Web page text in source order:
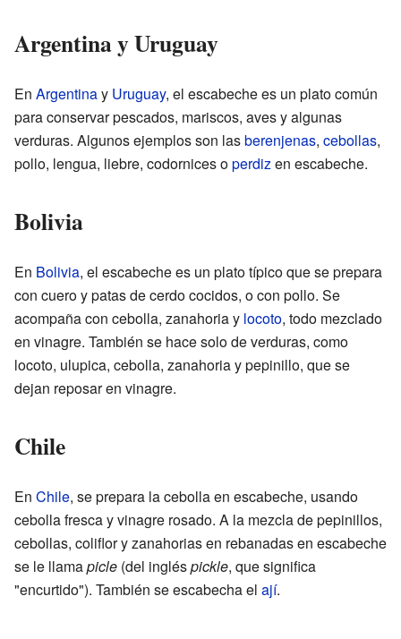
Argentina y Uruguay
En Argentinay Uruguay, el escabeche es un plato común
para conservar pescados, mariscos, aves y algunas
verduras. Algunos ejemplos son lasberenjenas, cebollas,
pollo, lengua, liebre, codornices operdizen escabeche.
Bolivia
En Bolivia, el escabeche es un plato típico que se prepara
con cuero y patas de cerdo cocidos, o con pollo. Se
acompaña con cebolla, zanahoria y locoto, todo mezclado
en vinagre. También se hace solo de verduras, como
locoto, ulupica, cebolla, zanahoria y pepinillo, que se
dejan reposar en vinagre.
Chile
En Chile, se prepara la cebolla en escabeche, usando
cebolla fresca y vinagre rosado. A la mezcla de pepinillos,
cebollas, coliflor y zanahorias en rebanadas en escabeche
se le llamapicle (del ingléspickle, que significa
"encurtido"). También se escabecha el ají.